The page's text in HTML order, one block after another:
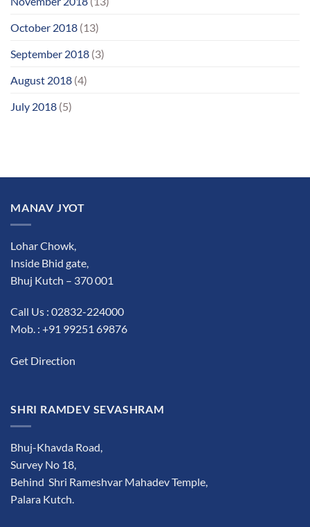
October 2018 (13)
September 2018 (3)
August 2018 (4)
July 2018 (5)
MANAV JYOT
Lohar Chowk,
Inside Bhid gate,
Bhuj Kutch – 370 001
Call Us : 02832-224000
Mob. : +91 99251 69876
Get Direction
SHRI RAMDEV SEVASHRAM
Bhuj-Khavda Road,
Survey No 18,
Behind Shri Rameshvar Mahadev Temple,
Palara Kutch.